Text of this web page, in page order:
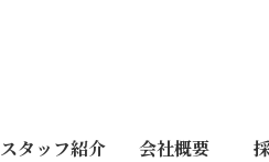
スタッフ紹介 会社概要